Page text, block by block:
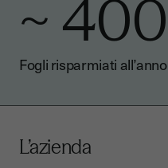
~ 400
Fogli risparmiati all’anno
L’azienda